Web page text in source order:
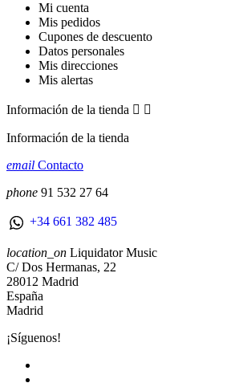
Mi cuenta
Mis pedidos
Cupones de descuento
Datos personales
Mis direcciones
Mis alertas
Información de la tienda  
Información de la tienda
email Contacto
phone 91 532 27 64
+34 661 382 485
location_on Liquidator Music
C/ Dos Hermanas, 22
28012 Madrid
España
Madrid
¡Síguenos!